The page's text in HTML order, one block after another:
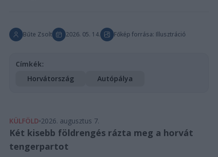
Bűte Zsolt 2026. 05. 14. Főkép forrása: Illusztráció
Címkék:
Horvátország
Autópálya
KÜLFÖLD 2026. augusztus 7.
Két kisebb földrengés rázta meg a horvát
tengerpartot